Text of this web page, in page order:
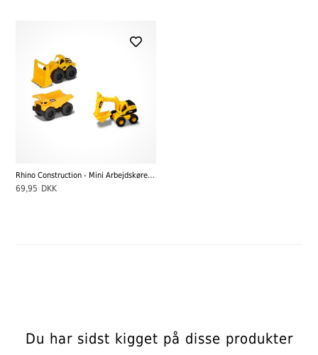
Rhino Construction - Mini Arbejdskøretøjer - 3 varianter
69,95 DKK
Du har sidst kigget på disse produkter